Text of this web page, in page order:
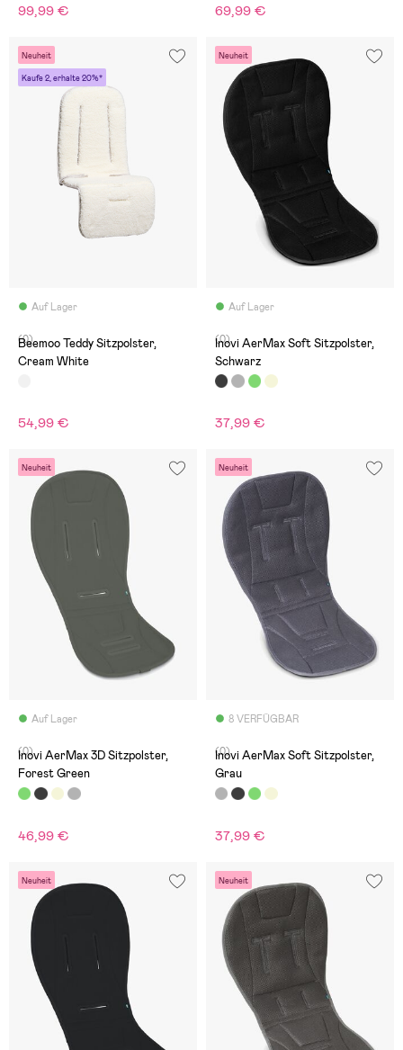
99,99 € 69,99 €
Neuheit
Kaufe 2, erhalte 20%*
Auf Lager
(0)
Beemoo Teddy Sitzpolster,
Cream White
54,99 €
Neuheit
Auf Lager
(0)
Inovi AerMax Soft Sitzpolster,
Schwarz
37,99 €
Neuheit
Auf Lager
(0)
Inovi AerMax 3D Sitzpolster,
Forest Green
46,99 €
Neuheit
8 VERFÜGBAR
(0)
Inovi AerMax Soft Sitzpolster,
Grau
37,99 €
Neuheit Neuheit